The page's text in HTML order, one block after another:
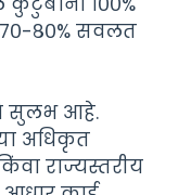
७०-८०% सवलत
सुलभ आहे.
अधिकृत
राज्यस्तरीय